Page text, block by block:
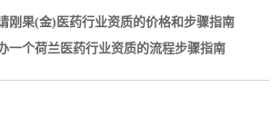
刚果(金)医药行业资质的价格和步骤指南
一个荷兰医药行业资质的流程步骤指南